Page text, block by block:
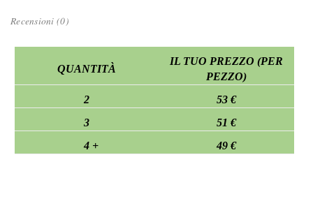
Recensioni (0)
QUANTITÀ
IL TUO PREZZO (PER
PEZZO)
2
53 €
3
51 €
4 +
49 €